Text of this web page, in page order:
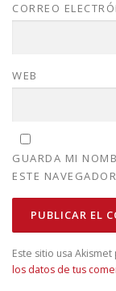
CORREO
WEB
GUARDA MI
ESTE
Este sitio usa
los datos de tus